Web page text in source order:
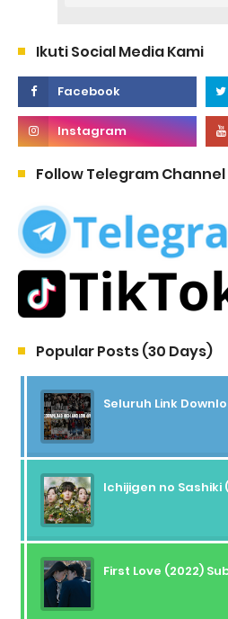
Ikuti Social Media Kami
Follow Telegram Channel
Popular Posts (30 Days)